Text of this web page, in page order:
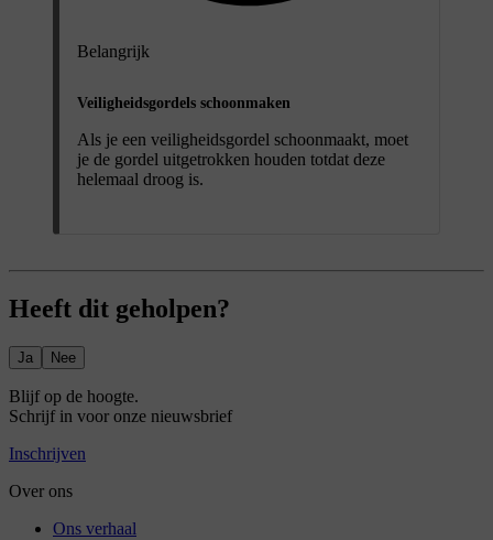
Belangrijk
Veiligheidsgordels schoonmaken
Als je een veiligheidsgordel schoonmaakt, moet
je de gordel uitgetrokken houden totdat deze
helemaal droog is.
Heeft dit geholpen?
Ja Nee